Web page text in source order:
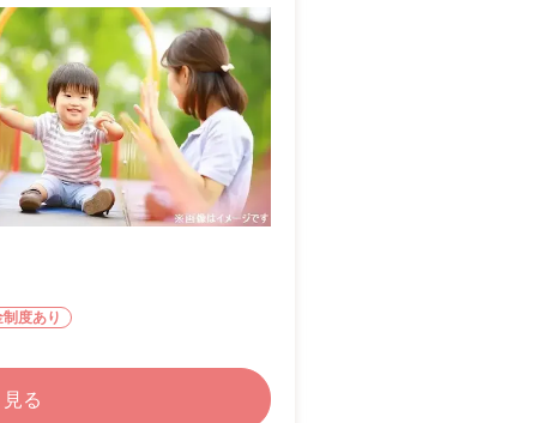
度あり
る